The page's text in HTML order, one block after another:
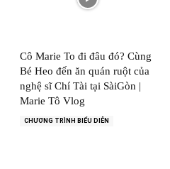
Cô Marie To đi đâu đó? Cùng
Bé Heo đến ăn quán ruột của
nghệ sĩ Chí Tài tại SàiGòn |
Marie Tô Vlog
CHƯƠNG TRÌNH BIỂU DIỄN